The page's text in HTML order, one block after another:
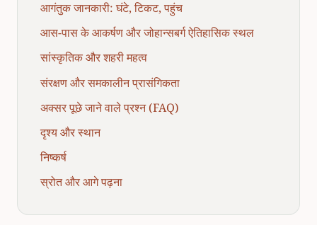
आगंतुक जानकारी: घंटे, टिकट, पहुंच
आस-पास के आकर्षण और जोहान्सबर्ग ऐतिहासिक स्थल
सांस्कृतिक और शहरी महत्व
संरक्षण और समकालीन प्रासंगिकता
अक्सर पूछे जाने वाले प्रश्न (FAQ)
दृश्य और स्थान
निष्कर्ष
स्रोत और आगे पढ़ना